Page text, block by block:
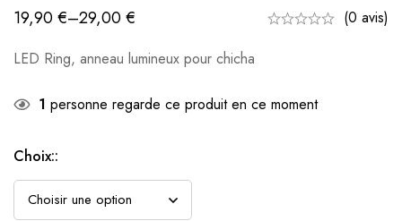
19,90€–29,00€
(0 avis)
LED Ring, anneau lumineux pour chicha
1 personne regarde ce produit en ce moment
Choix::